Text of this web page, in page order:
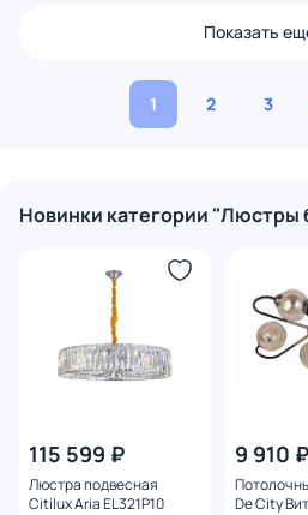
Показать
1 2 3
Новинки категории "Люстры
115 599 ₽
Люстра подвесная
Citilux Aria EL321P10
9 910 ₽
De City